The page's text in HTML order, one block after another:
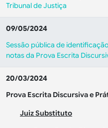
Tribunal de Justiça
09/05/2024
Sessão pública de
notas da Prova Escrita
20/03/2024
Prova Escrita Discursiva e
Juiz Substituto